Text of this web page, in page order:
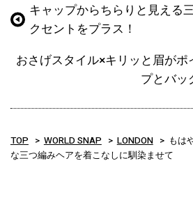
キャップからちらりと見える
クセントをプラス！
おさげスタイル×キリッと眉がポ
プとバッ
TOP WORLD SNAP LONDON
もは
な三つ編みヘアを着こなしに馴染ませて